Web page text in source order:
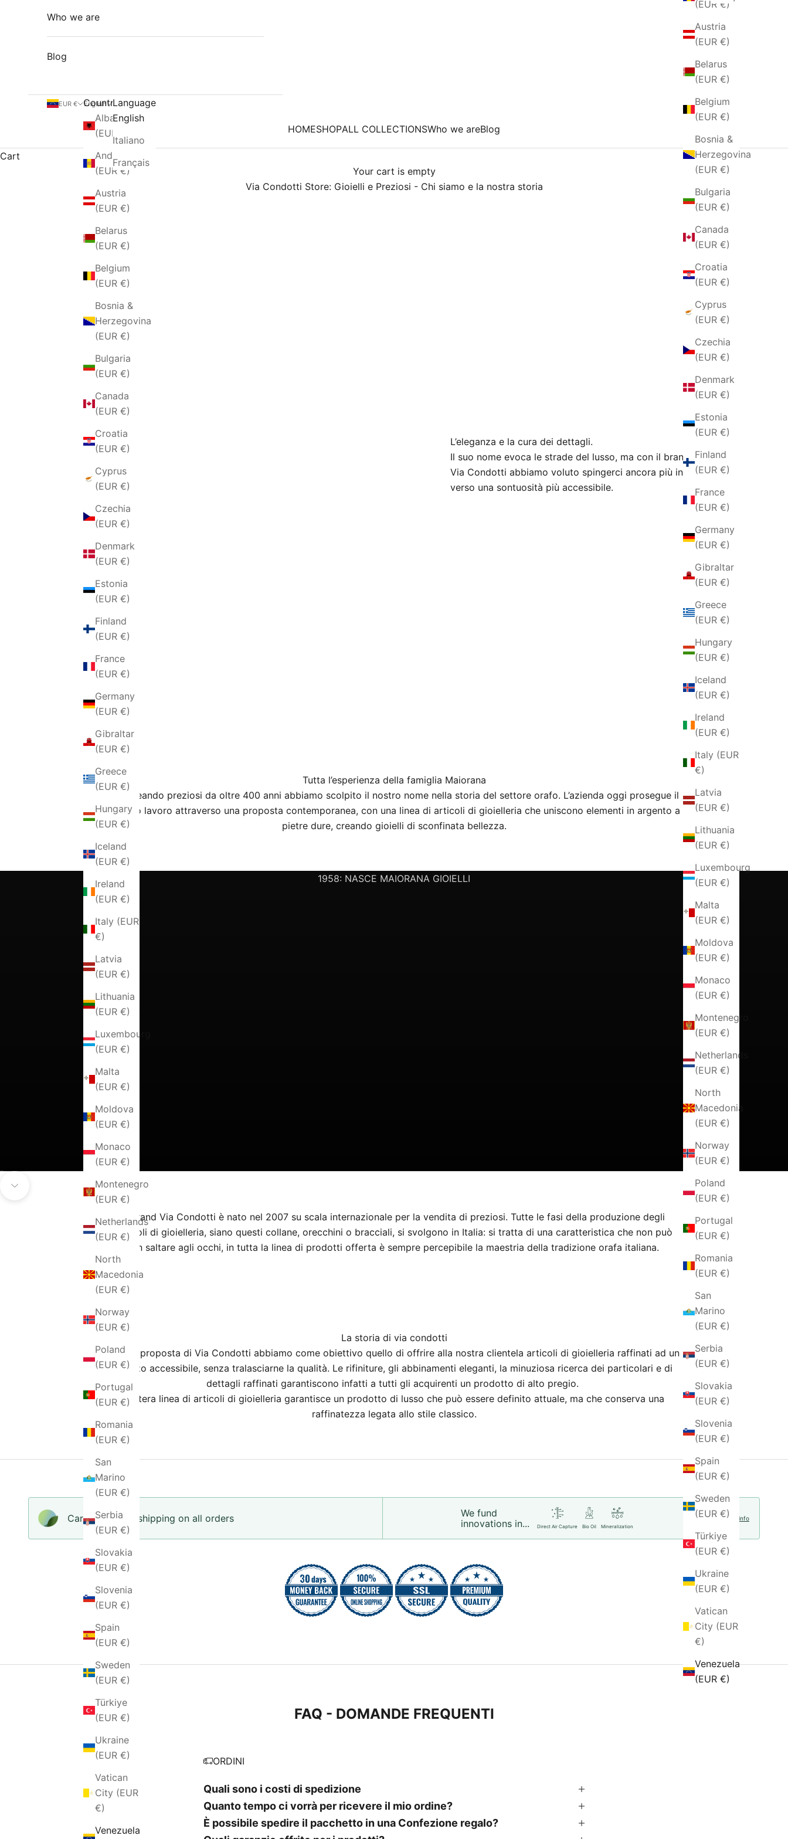
HOMESHOPALL COLLECTIONSWho we areBlog
(EUR €)
Austria
(EUR €)
Belarus
(EUR €)
Belgium
(EUR €)
Bosnia &
Herzegovina
(EUR €)
Bulgaria
(EUR €)
Canada
(EUR €)
Croatia
(EUR €)
Cyprus
(EUR €)
Czechia
(EUR €)
Denmark
(EUR €)
Estonia
(EUR €)
Finland
(EUR €)
France
(EUR €)
Germany
(EUR €)
Gibraltar
(EUR €)
Greece
(EUR €)
Hungary
(EUR €)
Iceland
(EUR €)
Ireland
(EUR €)
Italy (EUR
€)
Latvia
(EUR €)
Lithuania
(EUR €)
Luxembourg
(EUR €)
Malta
(EUR €)
Moldova
(EUR €)
Monaco
(EUR €)
Montenegro
(EUR €)
Netherlands
(EUR €)
North
Macedonia
(EUR €)
Norway
(EUR €)
Poland
(EUR €)
Portugal
(EUR €)
Romania
(EUR €)
San
Marino
(EUR €)
Serbia
(EUR €)
Slovakia
(EUR €)
Slovenia
(EUR €)
Spain
(EUR €)
Sweden
(EUR €)
Türkiye
(EUR €)
Ukraine
(EUR €)
Vatican
City (EUR
€)
Venezuela
(EUR €)
Who we are
Blog
EUR €
Country
Albania
Andorra
(EUR €)
Austria
(EUR €)
Belarus
(EUR €)
Belgium
(EUR €)
Bosnia &
Herzegovina
(EUR €)
Bulgaria
(EUR €)
Canada
(EUR €)
Croatia
(EUR €)
Cyprus
(EUR €)
Czechia
(EUR €)
Denmark
(EUR €)
Estonia
(EUR €)
Finland
(EUR €)
France
(EUR €)
Germany
(EUR €)
Gibraltar
(EUR €)
Greece
(EUR €)
Hungary
(EUR €)
Iceland
(EUR €)
Ireland
(EUR €)
Italy (EUR
€)
Latvia
(EUR €)
Lithuania
(EUR €)
Luxembourg
(EUR €)
Malta
(EUR €)
Moldova
(EUR €)
Monaco
(EUR €)
Montenegro
(EUR €)
Netherlands
(EUR €)
North
Macedonia
(EUR €)
Norway
(EUR €)
Poland
(EUR €)
Portugal
(EUR €)
Romania
(EUR €)
San
Marino
(EUR €)
Serbia
(EUR €)
Slovakia
(EUR €)
Slovenia
(EUR €)
Spain
(EUR €)
Sweden
(EUR €)
Türkiye
(EUR €)
Ukraine
(EUR €)
Vatican
City (EUR
€)
Venezuela
English
Language
English
Italiano
Français
Cart
Your cart is empty
Via Condotti Store: Gioielli e Preziosi - Chi siamo e la nostra storia
L’eleganza e la cura dei dettagli.
Il suo nome evoca le strade del lusso, ma con il brand
Via Condotti abbiamo voluto spingerci ancora più in là,
verso una sontuosità più accessibile.
Tutta l’esperienza della famiglia Maiorana
che creando preziosi da oltre 400 anni abbiamo scolpito il nostro nome nella storia del settore orafo. L’azienda oggi prosegue il
proprio lavoro attraverso una proposta contemporanea, con una linea di articoli di gioielleria che uniscono elementi in argento a
pietre dure, creando gioielli di sconfinata bellezza.
1958: NASCE MAIORANA GIOIELLI
Navigate to next section
Il brand Via Condotti è nato nel 2007 su scala internazionale per la vendita di preziosi. Tutte le fasi della produzione degli
articoli di gioielleria, siano questi collane, orecchini o bracciali, si svolgono in Italia: si tratta di una caratteristica che non può
non saltare agli occhi, in tutta la linea di prodotti offerta è sempre percepibile la maestria della tradizione orafa italiana.
La storia di via condotti
Con la proposta di Via Condotti abbiamo come obiettivo quello di offrire alla nostra clientela articoli di gioielleria raffinati ad un
prezzo accessibile, senza tralasciarne la qualità. Le rifiniture, gli abbinamenti eleganti, la minuziosa ricerca dei particolari e di
dettagli raffinati garantiscono infatti a tutti gli acquirenti un prodotto di alto pregio.
L’intera linea di articoli di gioielleria garantisce un prodotto di lusso che può essere definito attuale, ma che conserva una
raffinatezza legata allo stile classico.
Carbon-neutral shipping on all orders
We fund
innovations in...
Direct Air Capture Bio Oil Mineralization
More info
FAQ - DOMANDE FREQUENTI
ORDINI
Quali sono i costi di spedizione
Quanto tempo ci vorrà per ricevere il mio ordine?
È possibile spedire il pacchetto in una Confezione regalo?